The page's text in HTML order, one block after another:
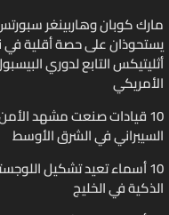
مارك كوبان وهاربينغر سبورتس
يستحوذان على حصة أقلية في
أثليتيكس التابع لدوري
الأمريكي
10 قيادات صنعت مشهد
السيبراني في الشرق الأوسط
10 أسماء تعيد تشكيل
الذكية في الخليج